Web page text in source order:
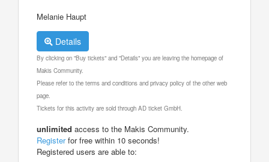
Melanie Haupt
Details
By clicking on "Buy tickets" and "Details" you are leaving the homepage of
Makis Community.
Please refer to the terms and conditions and privacy policy of the other web
page.
Tickets for this activity are sold through AD ticket GmbH.
unlimited access to the Makis Community.
Registerfor free within 10 seconds!
Registered users are able to: